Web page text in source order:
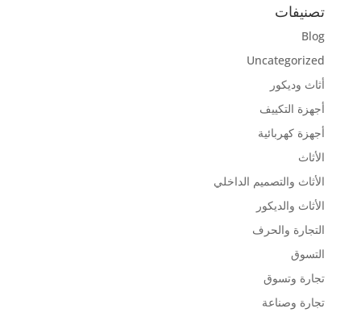
تصنيفات
Blog
Uncategorized
أثاث وديكور
أجهزة التكييف
أجهزة كهربائية
الأثاث
الأثاث والتصميم الداخلي
الأثاث والديكور
التجارة والحرف
التسوق
تجارة وتسوق
تجارة وصناعة